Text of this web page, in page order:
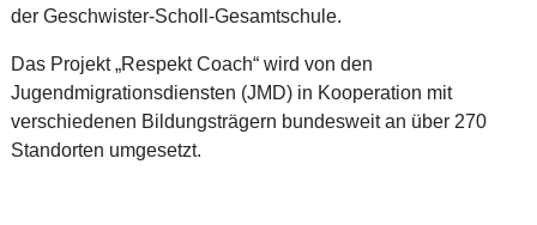
der Geschwister-Scholl-Gesamtschule.
Das Projekt „Respekt Coach“ wird von den
Jugendmigrationsdiensten (JMD) in Kooperation mit
verschiedenen Bildungsträgern bundesweit an über 270
Standorten umgesetzt.